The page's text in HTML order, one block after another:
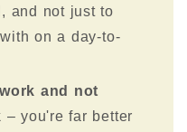
and not just to
on a day-to-
and not
– you're far better